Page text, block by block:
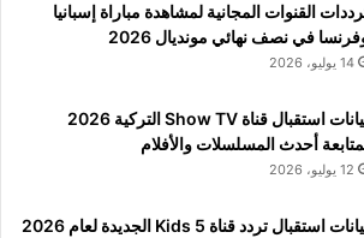
القنوات المجانية لمشاهدة مباراة إسبانيا
في نصف نهائي مونديال 2026
14 يوليو، 2026
بيانات استقبال قناة Show TV التركية 2026
أحدث المسلسلات والأفلام
12 يوليو، 2026
بيانات استقبال تردد قناة 5 Kids الجديدة لعام 2026